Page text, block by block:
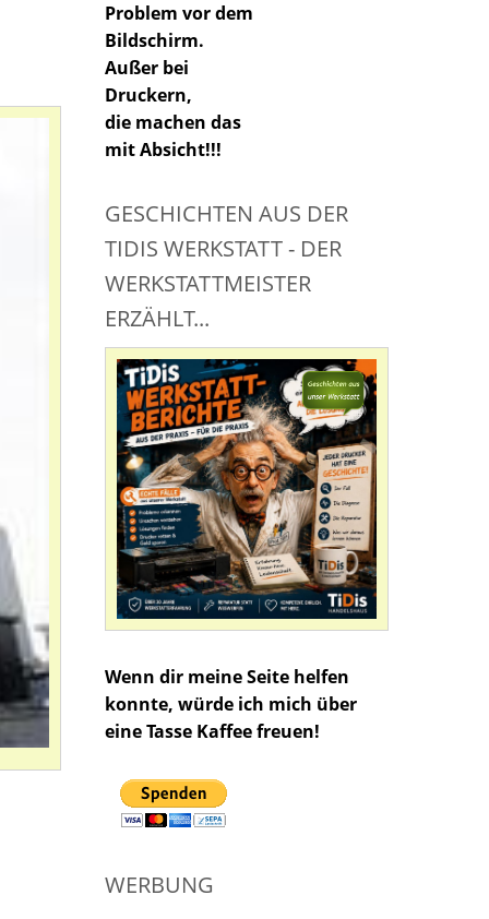
Problem vor dem
Bildschirm.
Außer bei
Druckern,
die machen das
mit Absicht!!!
GESCHICHTEN AUS DER
TIDIS WERKSTATT - DER
WERKSTATTMEISTER
ERZÄHLT...
Wenn dir meine Seite helfen
konnte, würde ich mich über
eine Tasse Kaffee freuen!
WERBUNG